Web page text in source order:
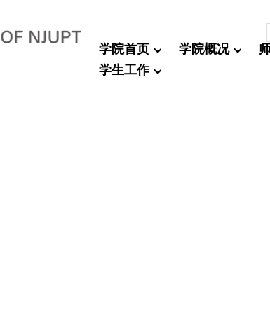
学院首页 学院概况
学生工作